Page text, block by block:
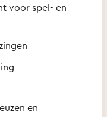
voor spel- en
en